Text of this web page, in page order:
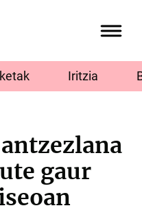
Iritzia
gaur